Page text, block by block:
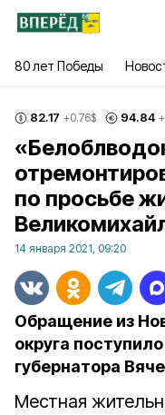
80 лет Победы
82.17 +0.76$ 94.84
по просьбе
14 января 2021, 09:20
Обращение из
округа
губернатора
Местная